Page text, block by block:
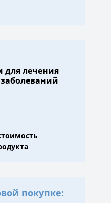
для лечения
покупке: